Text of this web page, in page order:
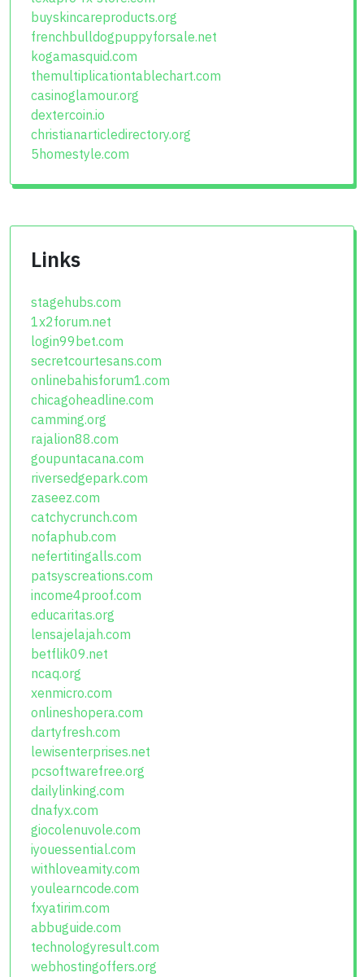
buyskincareproducts.org
frenchbulldogpuppyforsale.net
kogamasquid.com
themultiplicationtablechart.com
casinoglamour.org
dextercoin.io
christianarticledirectory.org
5homestyle.com
Links
stagehubs.com
1x2forum.net
login99bet.com
secretcourtesans.com
onlinebahisforum1.com
chicagoheadline.com
camming.org
rajalion88.com
goupuntacana.com
riversedgepark.com
zaseez.com
catchycrunch.com
nofaphub.com
nefertitingalls.com
patsyscreations.com
income4proof.com
educaritas.org
lensajelajah.com
betflik09.net
ncaq.org
xenmicro.com
onlineshopera.com
dartyfresh.com
lewisenterprises.net
pcsoftwarefree.org
dailylinking.com
dnafyx.com
giocolenuvole.com
iyouessential.com
withloveamity.com
youlearncode.com
fxyatirim.com
abbuguide.com
technologyresult.com
webhostingoffers.org